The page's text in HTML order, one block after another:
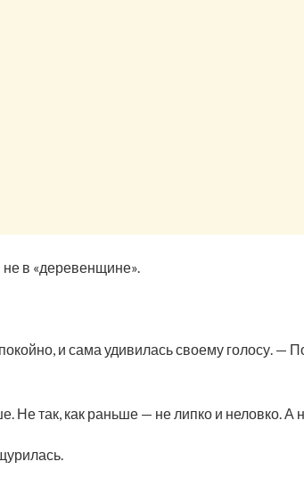
в «деревенщине».
и сама удивилась своему голосу. —
Не так, как раньше — не липко и неловко. А